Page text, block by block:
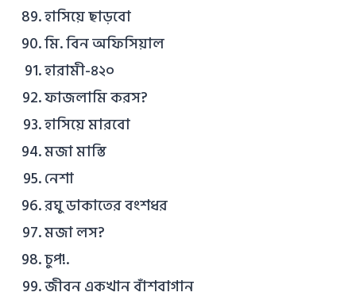
হাসিয়ে ছাড়বো
মি. বিন অফিসিয়াল
হারামী-৪২০
ফাজলামি করস?
হাসিয়ে মারবো
মজা মাস্তি
নেশা
রঘু ডাকাতের বংশধর
মজা লস?
চুপ!.
জীবন একখান বাঁশবাগান